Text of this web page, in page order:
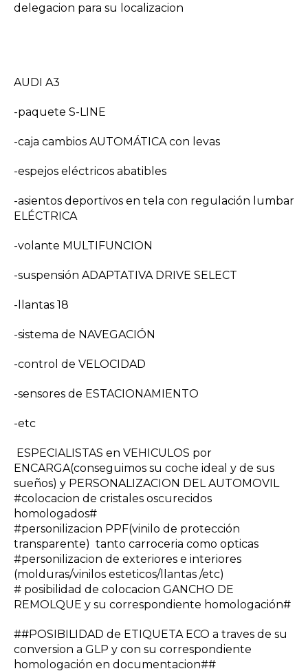
delegacion para su localizacion
AUDI A3
-paquete S-LINE
-caja cambios AUTOMÁTICA con levas
-espejos eléctricos abatibles
-asientos deportivos en tela con regulación lumbar
ELÉCTRICA
-volante MULTIFUNCION
-suspensión ADAPTATIVA DRIVE SELECT
-llantas 18
-sistema de NAVEGACIÓN
-control de VELOCIDAD
-sensores de ESTACIONAMIENTO
-etc
ESPECIALISTAS en VEHICULOS por
ENCARGA(conseguimos su coche ideal y de sus
sueños) y PERSONALIZACION DEL AUTOMOVIL
#colocacion de cristales oscurecidos
homologados#
#personilizacion PPF(vinilo de protección
transparente) tanto carroceria como opticas
#personilizacion de exteriores e interiores
(molduras/vinilos esteticos/llantas /etc)
# posibilidad de colocacion GANCHO DE
REMOLQUE y su correspondiente homologación#
##POSIBILIDAD de ETIQUETA ECO a traves de su
conversion a GLP y con su correspondiente
homologación en documentacion##